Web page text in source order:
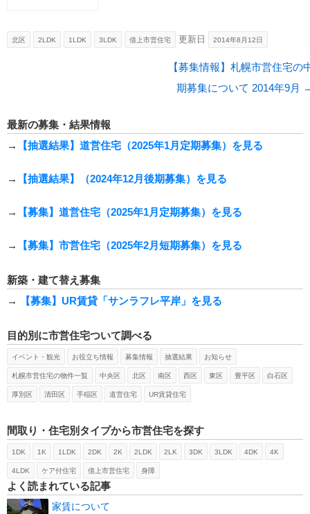
北区 2LDK 1LDK 3LDK 借上市営住宅 更新日 2014年8月12日
【募集情報】札幌市営住宅の
期募集について 2014年9月
最新の募集・結果情報
→
【抽選結果】道営住宅（2025年1月定期募集）を見る
→ 【抽選結果】（2024年12月後期募集）を見る
→ 【募集】道営住宅（2025年1月定期募集）を見る
→ 【募集】市営住宅（2025年2月短期募集）を見る
新築・建て替え募集
→
【募集】UR賃貸「サンラフレ平岸」を見る
目的別に市営住宅ついて調べる
イベント・観光 お役立ち情報 募集情報 抽選結果 お知らせ
札幌市営住宅の物件一覧 中央区 北区 南区 西区 東区 豊平区 白石区
厚別区 清田区 手稲区 道営住宅 UR賃貸住宅
間取り・住宅別タイプから市営住宅を探す
1DK 1K 1LDK 2DK 2K 2LDK 2LK 3DK 3LDK 4DK 4K
4LDK ケア付住宅 借上市営住宅 身障
よく読まれている記事
家賃について